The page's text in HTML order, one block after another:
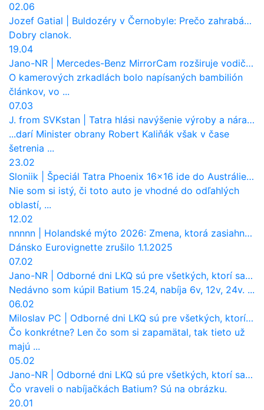
02.06
Jozef Gatial
Buldozéry v Černobyle: Prečo zahrabávali Červený les pod zem?
Dobry clanok.
19.04
Jano-NR
Mercedes-Benz MirrorCam rozširuje vodičovi výhľad a uberá autobusom odpor vzduchu
O kamerových zrkadlách bolo napísaných bambilión
článkov, vo ...
07.03
J. from SVKstan
Tatra hlási navýšenie výroby a nárast tržieb. Ktorí odberatelia sú kľúčoví?
...darí Minister obrany Robert Kaliňák však v čase
šetrenia ...
23.02
Sloniik
Špeciál Tatra Phoenix 16×16 ide do Austrálie. Na čo bude slúžiť?
Nie som si istý, či toto auto je vhodné do odľahlých
oblastí, ...
12.02
nnnnn
Holandské mýto 2026: Zmena, ktorá zasiahne slovenských dopravcov
Dánsko Eurovignette zrušilo 1.1.2025
07.02
Jano-NR
Odborné dni LKQ sú pre všetkých, ktorí sa chcú dozvedieť niečo viac
Nedávno som kúpil Batium 15.24, nabíja 6v, 12v, 24v. ...
06.02
Miloslav PC
Odborné dni LKQ sú pre všetkých, ktorí sa chcú dozvedieť niečo viac
Čo konkrétne? Len čo som si zapamätal, tak tieto už
majú ...
05.02
Jano-NR
Odborné dni LKQ sú pre všetkých, ktorí sa chcú dozvedieť niečo viac
Čo vraveli o nabíjačkách Batium? Sú na obrázku.
20.01